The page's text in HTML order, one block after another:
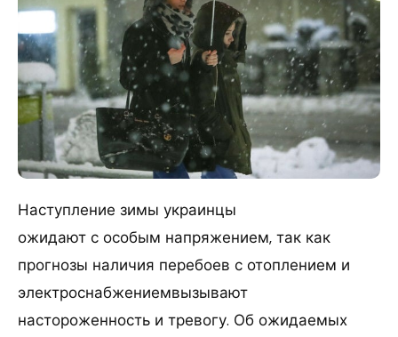
Наступление зимы украинцы
ожидают с особым напряжением, так как
прогнозы наличия перебоев с отоплением и
электроснабжениемвызывают
настороженность и тревогу. Об ожидаемых